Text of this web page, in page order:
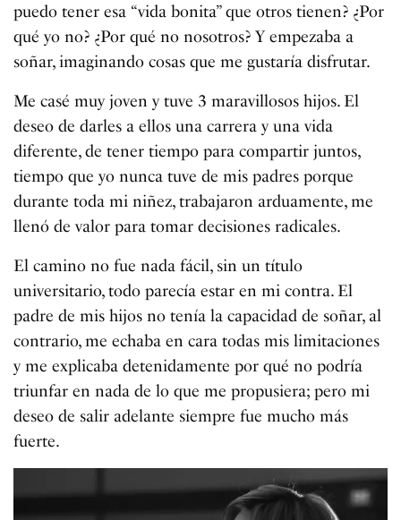
puedo tener esa “vida bonita” que otros tienen? ¿Por
qué yo no? ¿Por qué no nosotros? Y empezaba a
soñar, imaginando cosas que me gustaría disfrutar.
Me casé muy joven y tuve 3 maravillosos hijos. El
deseo de darles a ellos una carrera y una vida
diferente, de tener tiempo para compartir juntos,
tiempo que yo nunca tuve de mis padres porque
durante toda mi niñez, trabajaron arduamente, me
llenó de valor para tomar decisiones radicales.
El camino no fue nada fácil, sin un título
universitario, todo parecía estar en mi contra. El
padre de mis hijos no tenía la capacidad de soñar, al
contrario, me echaba en cara todas mis limitaciones
y me explicaba detenidamente por qué no podría
triunfar en nada de lo que me propusiera; pero mi
deseo de salir adelante siempre fue mucho más
fuerte.